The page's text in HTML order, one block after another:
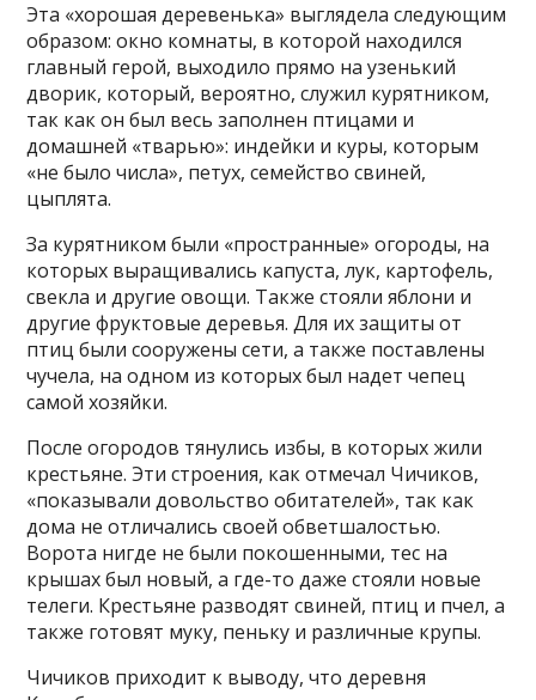
Эта «хорошая деревенька» выглядела следующим
образом: окно комнаты, в которой находился
главный герой, выходило прямо на узенький
дворик, который, вероятно, служил курятником,
так как он был весь заполнен птицами и
домашней «тварью»: индейки и куры, которым
«не было числа», петух, семейство свиней,
цыплята.
За курятником были «пространные» огороды, на
которых выращивались капуста, лук, картофель,
свекла и другие овощи. Также стояли яблони и
другие фруктовые деревья. Для их защиты от
птиц были сооружены сети, а также поставлены
чучела, на одном из которых был надет чепец
самой хозяйки.
После огородов тянулись избы, в которых жили
крестьяне. Эти строения, как отмечал Чичиков,
«показывали довольство обитателей», так как
дома не отличались своей обветшалостью.
Ворота нигде не были покошенными, тес на
крышах был новый, а где-то даже стояли новые
телеги. Крестьяне разводят свиней, птиц и пчел, а
также готовят муку, пеньку и различные крупы.
Чичиков приходит к выводу, что деревня